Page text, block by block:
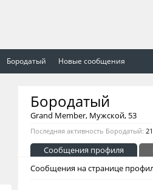
Бородатый Новые сообщения
Бородатый
Grand Member, Мужской, 53
Последняя активность Бородатый:
Сообщения профиля
Сообщения на странице